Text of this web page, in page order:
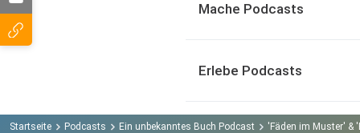
Mache Podcasts
Erlebe Podcasts
Startseite Podcasts Ein unbekanntes Buch Podcast 'Fäden im Muster' &